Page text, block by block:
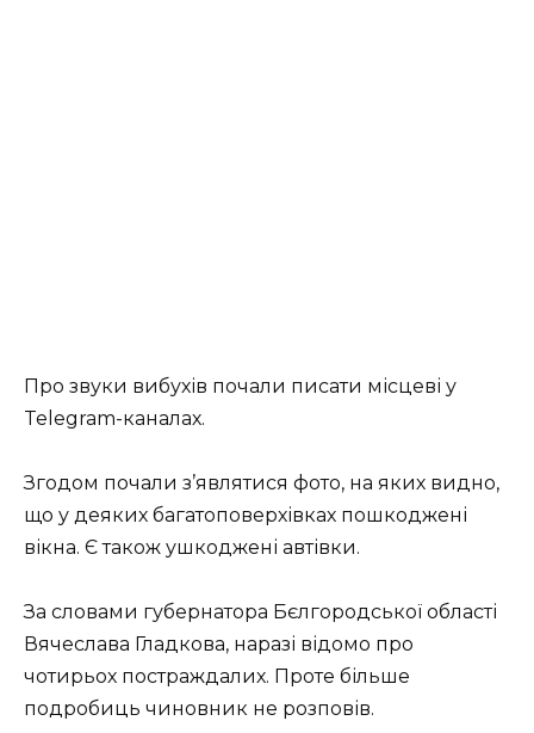
Про звуки вибухів почали писати місцеві у
Telegram-каналах.
Згодом почали з’являтися фото, на яких видно,
що у деяких багатоповерхівках пошкоджені
вікна. Є також ушкоджені автівки.
За словами губернатора Бєлгородської області
Вячеслава Гладкова, наразі відомо про
чотирьох постраждалих. Проте більше
подробиць чиновник не розповів.